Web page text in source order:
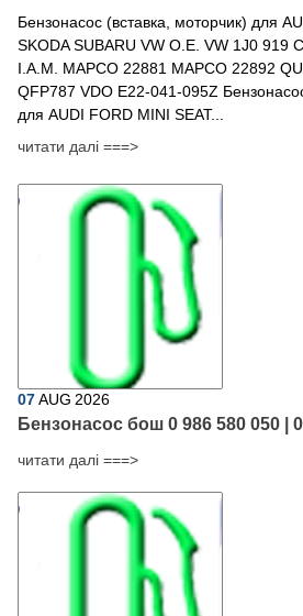
Бензонасос (вставка, моторчик) для
SKODA SUBARU VW O.E. VW 1J0 919
I.A.M. MAPCO 22881 MAPCO 22892
QFP787 VDO E22-041-095Z
для AUDI FORD MINI SEAT...
читати далі ===>
07AUG 2026
Бензонасос бош 0 986 580 050 |
читати далі ===>